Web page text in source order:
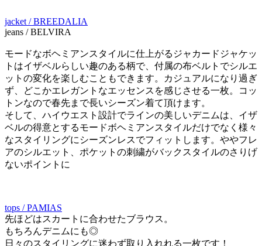
jacket / BREEDALIA
jeans / BELVIRA
モードなボヘミアンスタイルに仕上がるジャカードジャケッ
トはイザベルらしい趣のある柄で、付属の布ベルトでシルエ
ットの変化を楽しむこともできます。カジュアルになり過ぎ
ず、どこかエレガントなエッセンスを感じさせる一枚。コッ
トンなので春先まで長いシーズン着て頂けます。
そして、ハイウエスト設計でラインの美しいデニムは、イザ
ベルの得意とするモードボヘミアンスタイルだけでなく様々
なスタイリングにシーズンレスでフィットします。ややフレ
アのシルエット、ポケットの刺繍がバックスタイルのさりげ
ないポイントに
tops / PAMIAS
先ほどはスカートに合わせたブラウス。
もちろんデニムにも◎
日々のスタイリングに迷わず取り入れれる一枚です！